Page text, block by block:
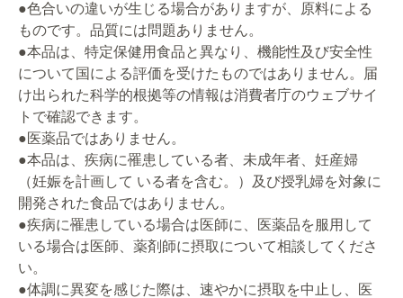
●色合いの違いが生じる場合がありますが、原料による
ものです。品質には問題ありません。
●本品は、特定保健用食品と異なり、機能性及び安全性
について国による評価を受けたものではありません。届
け出られた科学的根拠等の情報は消費者庁のウェブサイ
トで確認できます。
●医薬品ではありません。
●本品は、疾病に罹患している者、未成年者、妊産婦
（妊娠を計画して いる者を含む。）及び授乳婦を対象に
開発された食品ではありません。
●疾病に罹患している場合は医師に、医薬品を服用して
いる場合は医師、薬剤師に摂取について相談してくださ
い。
●体調に異変を感じた際は、速やかに摂取を中止し、医